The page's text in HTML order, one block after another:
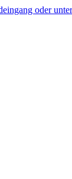
oder